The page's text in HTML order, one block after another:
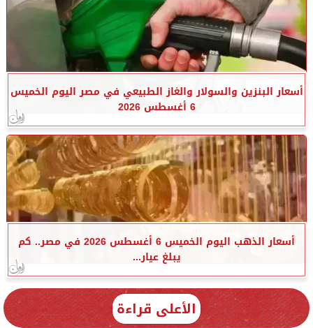
أسعار البنزين والسولار والغاز الطبيعي في مصر اليوم الخميس
6 أغسطس 2026
أسعار الذهب اليوم الخميس 6 أغسطس 2026 في مصر.. كم
يبلغ عيار...
الأعلى قراءة